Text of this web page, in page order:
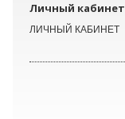
Личный кабинет
ЛИЧНЫЙ КАБИНЕТ